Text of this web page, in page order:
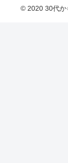
© 2020 30代